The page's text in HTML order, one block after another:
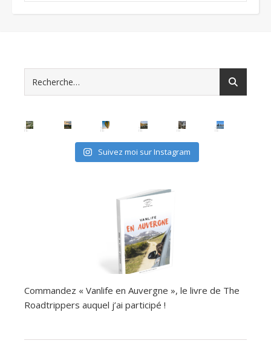
Suivez moi sur Instagram
Commandez « Vanlife en Auvergne », le livre de The
Roadtrippers auquel j’ai participé !